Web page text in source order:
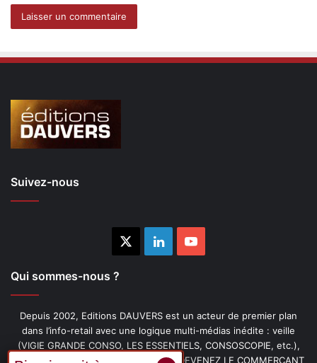
Suivez-nous
LinkedinYouTube
Qui sommes-nous ?
Depuis 2002, Editions DAUVERS est un acteur de premier plan
dans l’info-retail avec une logique multi-médias inédite : veille
(VIGIE GRANDE CONSO, LES ESSENTIELS, CONSOSCOPIE, etc.),
livres (PENSER-CLIENT, IMAGE-PRIX, DEVENEZ LE COMMERÇANT